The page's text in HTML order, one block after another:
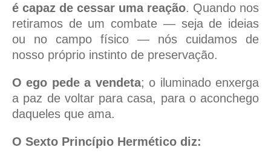
é capaz de cessar uma reação. Quando nos
retiramos de um combate — seja de ideias
ou no campo físico — nós cuidamos de
nosso próprio instinto de preservação.
O ego pede a vendeta; o iluminado enxerga
a paz de voltar para casa, para o aconchego
daqueles que ama.
O Sexto Princípio Hermético diz: